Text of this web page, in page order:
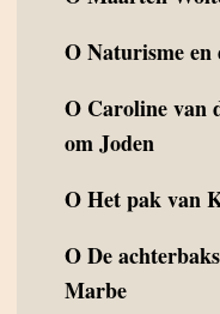
ONaturisme en
O Caroline van
om Joden
OHet pak van
ODe
Marbe